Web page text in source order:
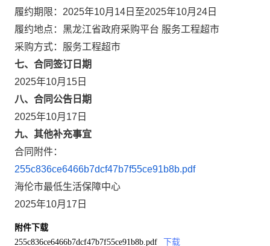
履约期限：2025年10月14日至2025年10月24日
履约地点：黑龙江省政府采购平台 服务工程超市
采购方式：服务工程超市
七、合同签订日期
2025年10月15日
八、合同公告日期
2025年10月17日
九、其他补充事宜
合同附件：
255c836ce6466b7dcf47b7f55ce91b8b.pdf
海伦市最低生活保障中心
2025年10月17日
附件下载
255c836ce6466b7dcf47b7f55ce91b8b.pdf
下载